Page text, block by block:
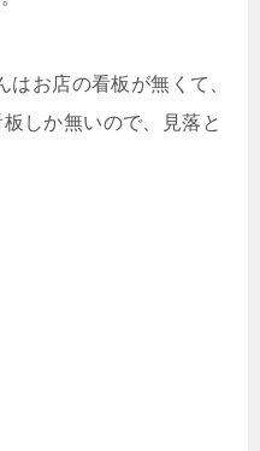
はお店の看板が無くて、
しか無いので、見落と